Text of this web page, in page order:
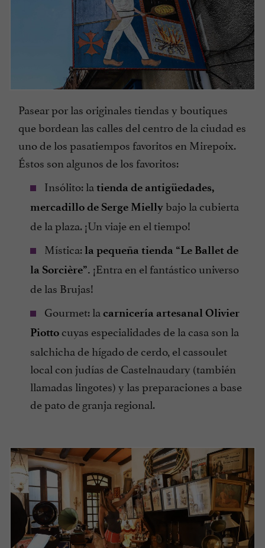
Pasear por las originales tiendas y boutiques
que bordean las calles del centro de la ciudad es
uno de los pasatiempos favoritos en Mirepoix.
Éstos son algunos de los favoritos:
Insólito: la tienda de antigüedades,
mercadillo de Serge Mielly bajo la cubierta
de la plaza. ¡Un viaje en el tiempo!
Mística:la pequeña tienda “Le Ballet de
la Sorcière”. ¡Entra en el fantástico universo
de las Brujas!
Gourmet: la carnicería artesanal Olivier
Piotto cuyas especialidades de la casa son la
salchicha de hígado de cerdo, el cassoulet
local con judías de Castelnaudary (también
llamadas lingotes) y las preparaciones a base
de pato de granja regional.